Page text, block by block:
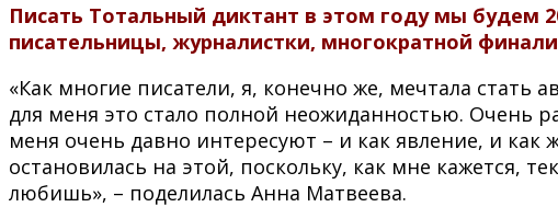
Писать Тотальный диктант в этом году мы будем
писательницы, журналистки, многократной
«Как многие писатели, я, конечно же, мечтала стать
для меня это стало полной неожиданностью. Очень
меня очень давно интересуют – и как явление, и
остановилась на этой, поскольку, как мне кажется,
любишь», – поделилась Анна Матвеева.